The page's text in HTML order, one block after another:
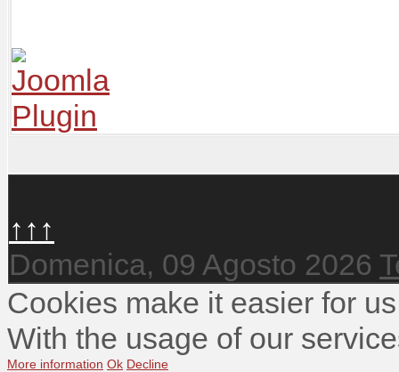
↑↑↑
Domenica, 09 Agosto 2026
Cookies make it easier for
With the usage of our
More information Ok Decline